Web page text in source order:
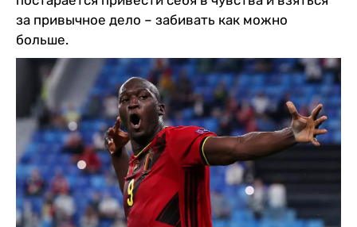
за привычное дело – забивать как можно
больше.